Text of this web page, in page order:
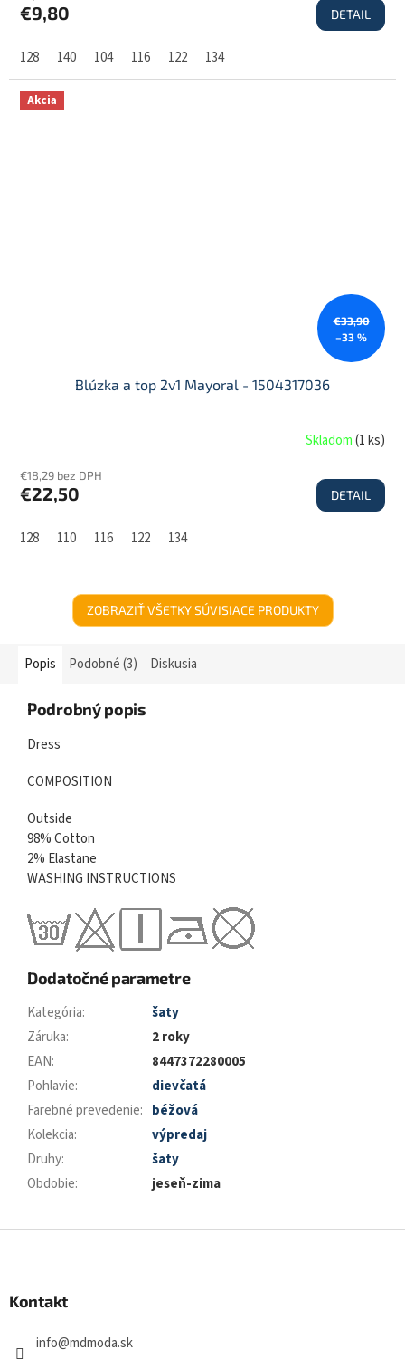
€9,80 DETAIL
128 140 104 116 122 134
Akcia
€33,90
–33 %
Blúzka a top 2v1 Mayoral - 1504317036
Skladom(1 ks)
€18,29 bez DPH
€22,50 DETAIL
128 110 116 122 134
ZOBRAZIŤ VŠETKY SÚVISIACE PRODUKTY
Popis Podobné (3) Diskusia
Podrobný popis
Dress
COMPOSITION
Outside
98% Cotton
2% Elastane
WASHING INSTRUCTIONS
Dodatočné parametre
Kategória:
šaty
Záruka:
2 roky
EAN:
8447372280005
Pohlavie:
dievčatá
Farebné prevedenie: béžová
Kolekcia:
výpredaj
Druhy:
šaty
Obdobie: jeseň-zima
Kontakt
info@mdmoda.sk